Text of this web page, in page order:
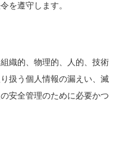
を遵守します。
織的、物理的、人的、技術
扱う個人情報の漏えい、滅
安全管理のために必要かつ